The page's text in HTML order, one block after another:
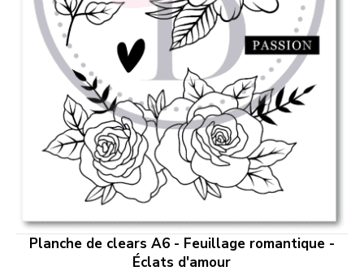
Planche de clears A6 - Feuillage romantique -
Éclats d'amour